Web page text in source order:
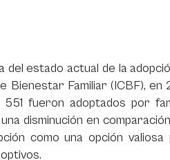
del estado actual de la
Bienestar Familiar (ICBF), en
fueron adoptados por
disminución en
como una opción valiosa